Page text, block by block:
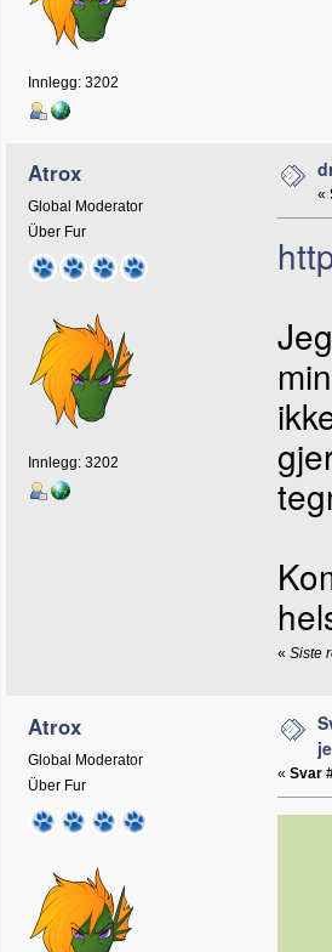
Innlegg: 3202
Atrox
Global Moderator
Über Fur
Innlegg: 3202
«
« Siste
Atrox
Global Moderator
Über Fur
« Svar